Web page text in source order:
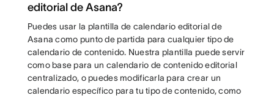
editorial de Asana?
Puedes usar la plantilla de calendario editorial de
Asana como punto de partida para cualquier tipo de
calendario de contenido. Nuestra plantilla puede servir
como base para un calendario de contenido editorial
centralizado, o puedes modificarla para crear un
calendario específico para tu tipo de contenido, como